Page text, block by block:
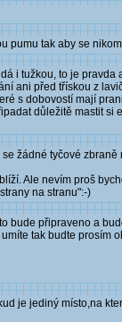
pumu tak aby se
i tužkou, to je pravda
ani před třískou z
s dobovostí mají
důležitě mastit si
žádné tyčové
Ale nevím proš
na stranu":-)
bude připraveno a
tak budte prosím
je jediný místo,na